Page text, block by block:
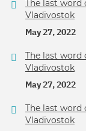
The last word
Vladivostok
May 27, 2022
The last word
Vladivostok
May 27, 2022
The last word
Vladivostok